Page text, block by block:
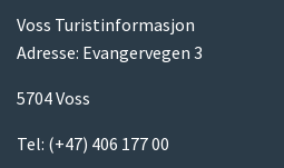
Voss Turistinformasjon
Adresse: Evangervegen 3
5704 Voss
Tel: (+47) 406 177 00